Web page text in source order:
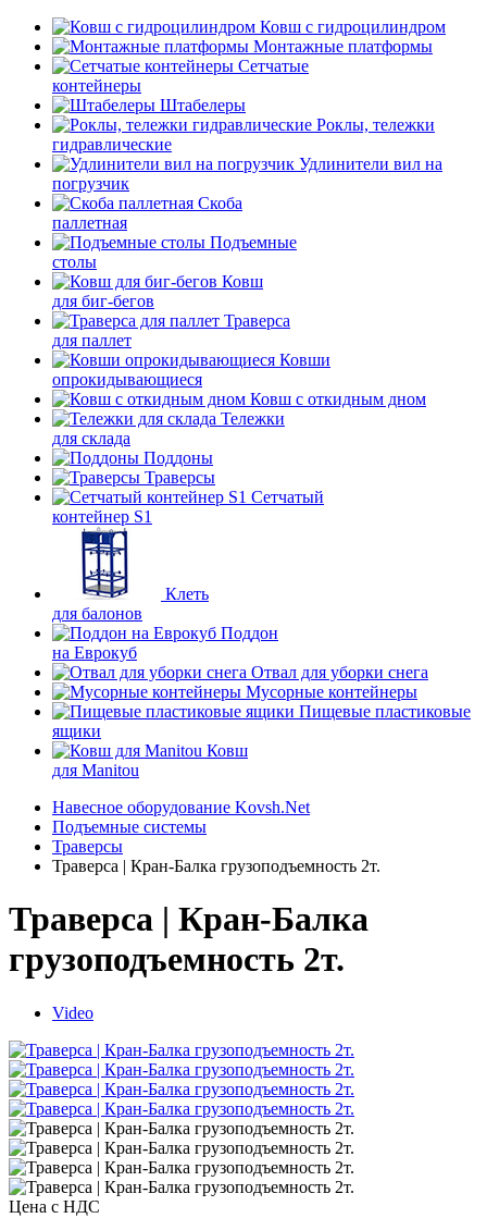
Ковш с гидроцилиндром
Монтажные платформы
Сетчатые
контейнеры
Штабелеры
Роклы, тележки
гидравлические
Удлинители вил на
погрузчик
Скоба
паллетная
Подъемные
столы
Ковш
для биг-бегов
Траверса
для паллет
Ковши
опрокидывающиеся
Ковш с откидным дном
Тележки
для склада
Поддоны
Траверсы
Сетчатый
контейнер S1
Клеть
для балонов
Поддон
на Еврокуб
Отвал для уборки снега
Мусорные контейнеры
Пищевые пластиковые
ящики
Ковш
для Manitou
Навесное оборудование Kovsh.Net
Подъемные системы
Траверсы
Траверса | Кран-Балка грузоподъемность 2т.
Траверса | Кран-Балка
грузоподъемность 2т.
Video
Цена с НДС